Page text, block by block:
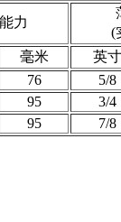
力
(
毫米
英寸
76
5/8
95
3/4
95
7/8